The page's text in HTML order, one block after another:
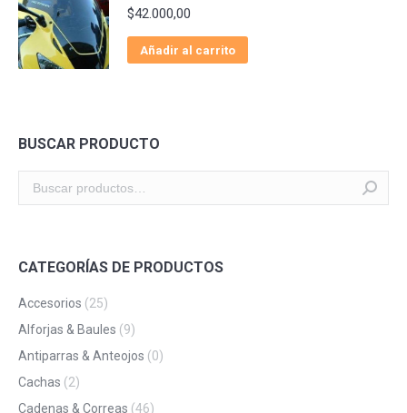
$42.000,00
Añadir al carrito
BUSCAR PRODUCTO
CATEGORÍAS DE PRODUCTOS
Accesorios (25)
Alforjas & Baules (9)
Antiparras & Anteojos (0)
Cachas (2)
Cadenas & Correas (46)